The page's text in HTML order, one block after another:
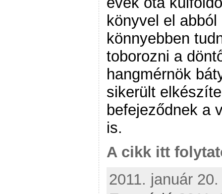
könyvel el
könnyebben
toborozni a
hangmérnök
sikerült
befejeződnek a
is.
A cikk itt
2011. január